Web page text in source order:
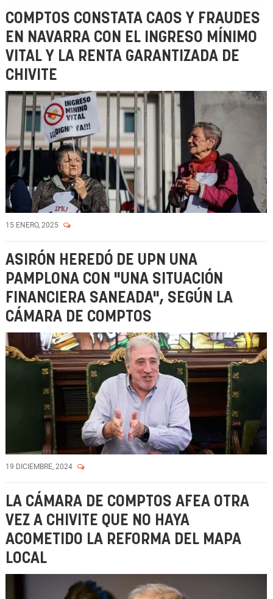
COMPTOS CONSTATA CAOS Y FRAUDES
EN NAVARRA CON EL INGRESO MÍNIMO
VITAL Y LA RENTA GARANTIZADA DE
CHIVITE
15 ENERO, 2025
ASIRÓN HEREDÓ DE UPN UNA
PAMPLONA CON "UNA SITUACIÓN
FINANCIERA SANEADA", SEGÚN LA
CÁMARA DE COMPTOS
19 DICIEMBRE, 2024
LA CÁMARA DE COMPTOS AFEA OTRA
VEZ A CHIVITE QUE NO HAYA
ACOMETIDO LA REFORMA DEL MAPA
LOCAL